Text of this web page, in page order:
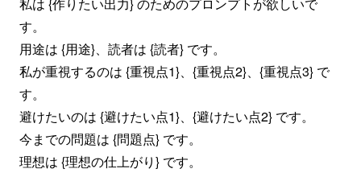
す。
用途は {用途}、読者は {読者} です。
私が重視するのは {重視点1}、{重視点2}、{重視点3} で
す。
避けたいのは {避けたい点1}、{避けたい点2} です。
今までの問題は {問題点} です。
理想は {理想の仕上がり} です。